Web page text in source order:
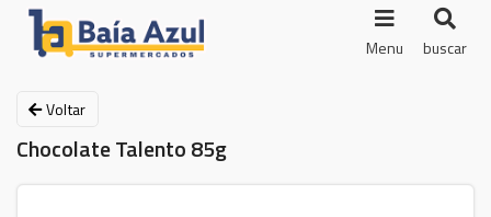
Menu buscar
Voltar
Chocolate Talento 85g